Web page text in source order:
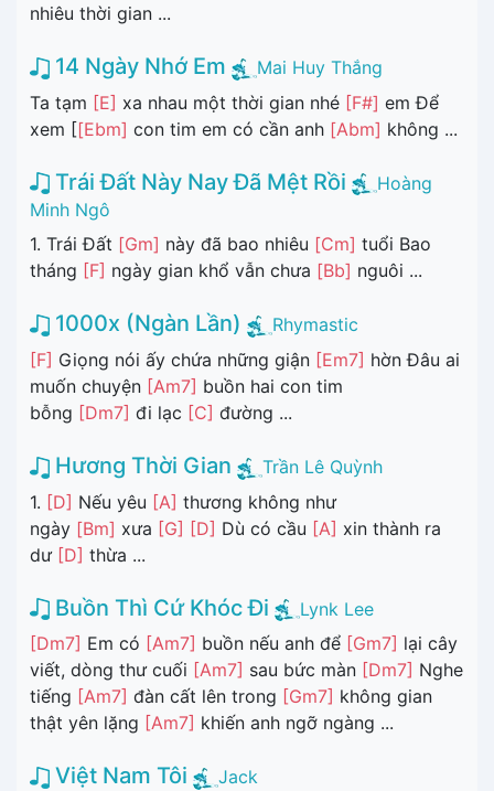
nhiêu thời gian ...
14 Ngày Nhớ Em
Mai Huy Thắng
Ta tạm [E] xa nhau một thời gian nhé [F#] em Để
xem [[Ebm] con tim em có cần anh [Abm] không ...
Trái Đất Này Nay Đã Mệt Rồi
Hoàng
Minh Ngô
1. Trái Đất [Gm] này đã bao nhiêu [Cm] tuổi Bao
tháng [F] ngày gian khổ vẫn chưa [Bb] nguôi ...
1000x (Ngàn Lần)
Rhymastic
[F] Giọng nói ấy chứa những giận [Em7] hờn Đâu ai
muốn chuyện [Am7] buồn hai con tim
bỗng [Dm7] đi lạc [C] đường ...
Hương Thời Gian
Trần Lê Quỳnh
1. [D] Nếu yêu [A] thương không như
ngày [Bm] xưa [G] [D] Dù có cầu [A] xin thành ra
dư [D] thừa ...
Buồn Thì Cứ Khóc Đi
Lynk Lee
[Dm7] Em có [Am7] buồn nếu anh để [Gm7] lại cây
viết, dòng thư cuối [Am7] sau bức màn [Dm7] Nghe
tiếng [Am7] đàn cất lên trong [Gm7] không gian
thật yên lặng [Am7] khiến anh ngỡ ngàng ...
Việt Nam Tôi
Jack